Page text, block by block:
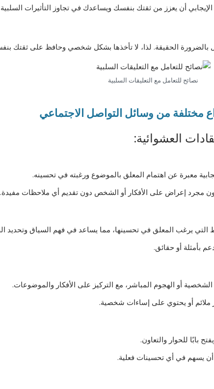
أن يعزز من ثقتك بنفسك ويساعدك في تجاوز التأثيرات السلبية
بالضرورة الحقيقة. لذا، لا تأخذها بشكل شخصي وحافظ على ثقتك
نصائح للتعامل مع التعليقات السلبية
مختلفة من وسائل التواصل الاجتماعي
العشوائية:
معبرة عن اهتمام المعلق بالموضوع ورغبته في تحسينه.
مجرد إعراض على الأفكار أو الشخص دون تقديم أي ملاحظات مفيدة.
يرغب المعلق في تحسينها، مما يساعد في فهم السياق وتحديد
بأمثلة أو حقائق.
أو الهجوم المباشر، مع التركيز على الأفكار والموضوعات.
ملائم أو يحتوي على إساءات شخصية.
بابًا للحوار والتعاون.
يسهم في أي تحسينات فعلية.